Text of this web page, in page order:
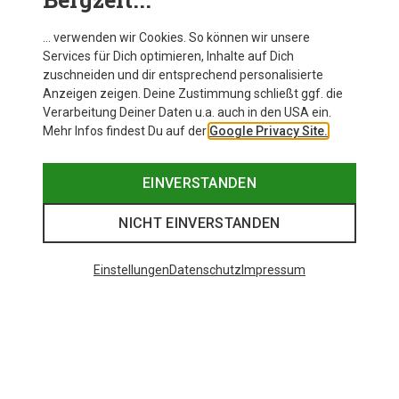
Zur Produktseite
… verwenden wir Cookies. So können wir unsere
Services für Dich optimieren, Inhalte auf Dich
zuschneiden und dir entsprechend personalisierte
Anzeigen zeigen. Deine Zustimmung schließt ggf. die
Verarbeitung Deiner Daten u.a. auch in den USA ein.
Mehr Infos findest Du auf der Google Privacy Site.
EINVERSTANDEN
NICHT EINVERSTANDEN
EinstellungenDatenschutz Impressum